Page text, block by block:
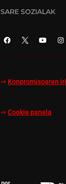
SARE SOZIALAK
⇒ Konpromisoaren
⇒ Cookie panela